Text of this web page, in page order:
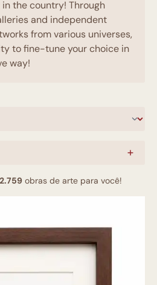
the country! Through
and independent
from various universes,
to fine-tune your choice in
way!
2.759 obras de arte para você!